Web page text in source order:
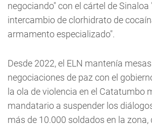
negociando" con el cártel de Sinaloa
intercambio de clorhidrato de
armamento especializado".
Desde 2022, el ELN mantenía
negociaciones de paz con el
la ola de violencia en el Catatumbo
mandatario a suspender los
más de 10.000 soldados en la zona,